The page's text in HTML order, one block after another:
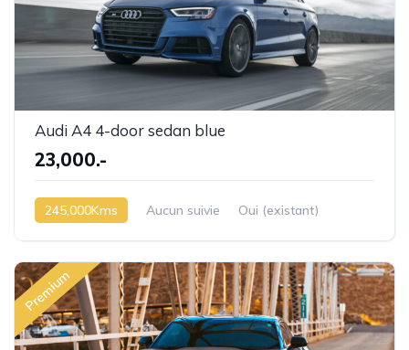
Audi A4 4-door sedan blue
23,000.-
245,000Kms Aucun suivie Oui (existant)
Premium